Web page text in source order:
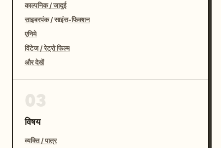
काल्पनिक / जादुई
साइबरपंक / साइंस-फिक्शन
एनिमे
विंटेज / रेट्रो फिल्म
और देखें
विषय
व्यक्ति / पात्र